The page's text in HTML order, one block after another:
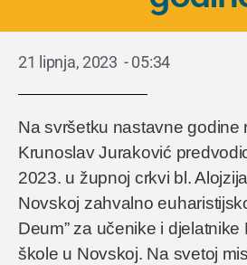
21 lipnja, 2023 -05:34
Na svršetku nastavne godine
Krunoslav Juraković
2023. u župnoj crkvi bl.
Novskoj zahvalno
Deum” za učenike i
škole u Novskoj. Na svetoj